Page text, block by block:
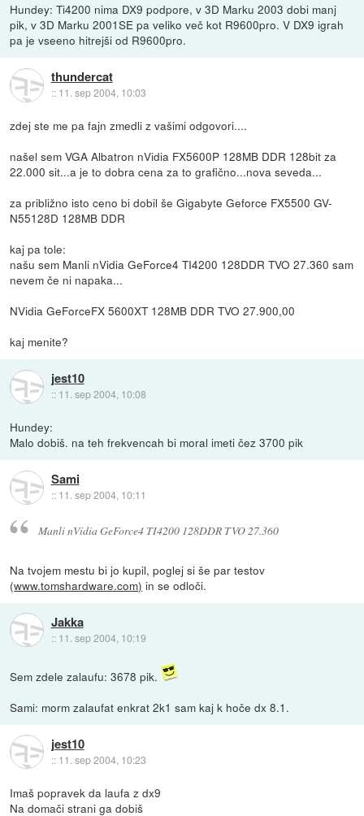
Hundey: Ti4200 nima DX9 podpore, v 3D Marku 2003 dobi manj
pik, v 3D Marku 2001SE pa veliko več kot R9600pro. V DX9 igrah
pa je vseeno hitrejši od R9600pro.
thundercat
:: 11. sep 2004, 10:03
zdej ste me pa fajn zmedli z vašimi odgovori....
našel sem VGA Albatron nVidia FX5600P 128MB DDR 128bit za
22.000 sit...a je to dobra cena za to grafično...nova seveda...
za približno isto ceno bi dobil še Gigabyte Geforce FX5500 GV-
N55128D 128MB DDR
kaj pa tole:
našu sem Manli nVidia GeForce4 TI4200 128DDR TVO 27.360 sam
nevem če ni napaka...
NVidia GeForceFX 5600XT 128MB DDR TVO 27.900,00
kaj menite?
jest10
:: 11. sep 2004, 10:08
Hundey:
Malo dobiš. na teh frekvencah bi moral imeti čez 3700 pik
Sami
:: 11. sep 2004, 10:11
Manli nVidia GeForce4 TI4200 128DDR TVO 27.360
Na tvojem mestu bi jo kupil, poglej si še par testov
(www.tomshardware.com) in se odloči.
Jakka
:: 11. sep 2004, 10:19
Sem zdele zalaufu: 3678 pik.
Sami: morm zalaufat enkrat 2k1 sam kaj k hoče dx 8.1.
jest10
:: 11. sep 2004, 10:23
Imaš popravek da laufa z dx9
Na domači strani ga dobiš